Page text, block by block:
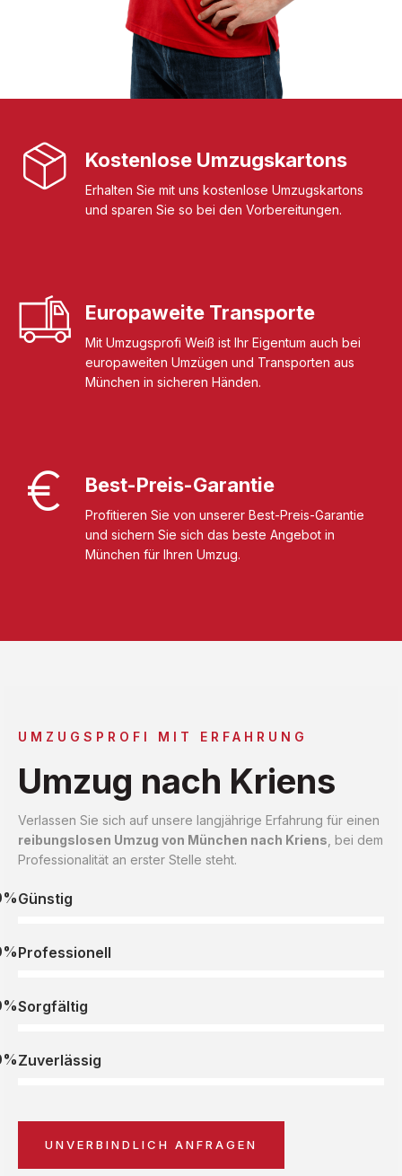
Kostenlose Umzugskartons
Erhalten Sie mit uns kostenlose Umzugskartons
und sparen Sie so bei den Vorbereitungen.
Europaweite Transporte
Mit Umzugsprofi Weiß ist Ihr Eigentum auch bei
europaweiten Umzügen und Transporten aus
München in sicheren Händen.
Best-Preis-Garantie
Profitieren Sie von unserer Best-Preis-Garantie
und sichern Sie sich das beste Angebot in
München für Ihren Umzug.
UMZUGSPROFI MIT ERFAHRUNG
Umzug nach Kriens
Verlassen Sie sich auf unsere langjährige Erfahrung für einen
reibungslosen Umzug von München nach Kriens , bei dem
Professionalität an erster Stelle steht.
Günstig
Professionell
Sorgfältig
Zuverlässig
UNVERBINDLICH ANFRAGEN